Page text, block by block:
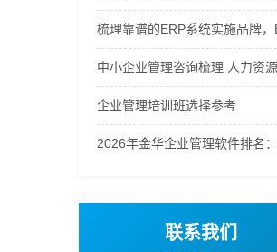
企业管理培训班选择参考
联系我们